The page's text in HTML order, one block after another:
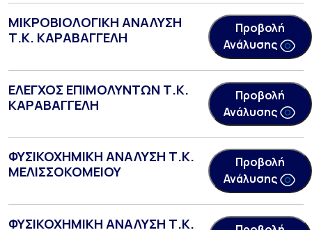
ΜΙΚΡΟΒΙΟΛΟΓΙΚΗ ΑΝΑΛΥΣΗ
Τ.Κ. ΚΑΡΑΒΑΓΓΕΛΗ
Προβολή
Ανάλυσης
ΕΛΕΓΧΟΣ ΕΠΙΜΟΛΥΝΤΩΝ Τ.Κ.
ΚΑΡΑΒΑΓΓΕΛΗ
Προβολή
Ανάλυσης
ΦΥΣΙΚΟΧΗΜΙΚΗ ΑΝΑΛΥΣΗ Τ.Κ.
ΜΕΛΙΣΣΟΚΟΜΕΙΟΥ
Προβολή
Ανάλυσης
ΦΥΣΙΚΟΧΗΜΙΚΗ ΑΝΑΛΥΣΗ Τ.Κ.